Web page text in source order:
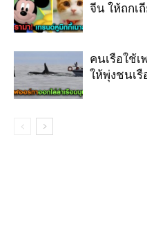
จีน ให้ถกเ
คนเรือใช้
ให้พุ่งชนเ